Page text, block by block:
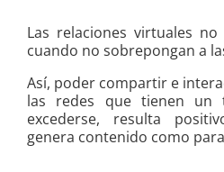
Las relaciones virtuales
cuando no sobrepongan a
Así, poder compartir e
las redes que tienen un
excederse, resulta
genera contenido como